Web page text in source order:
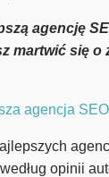
agencję
martwić się o
agencja
opinii